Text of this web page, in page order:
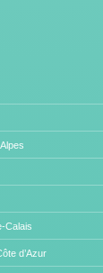
Calais
d’Azur